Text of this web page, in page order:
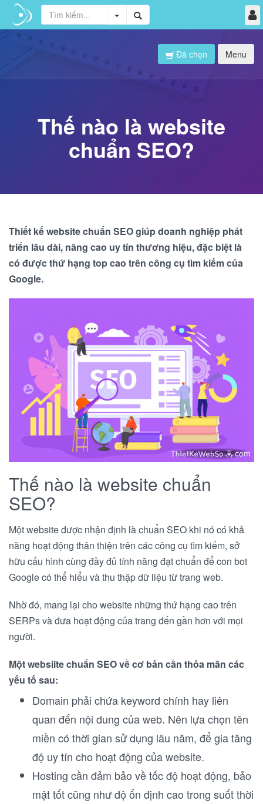
Menu
Đã chọn
Thế nào là website
chuẩn SEO?
Thiết kế website chuẩn SEO giúp doanh nghiệp phát
triển lâu dài, nâng cao uy tín thương hiệu, đặc biệt là
có được thứ hạng top cao trên công cụ tìm kiếm của
Google.
Thế nào là website chuẩn
SEO?
Một website được nhận định là chuẩn SEO khi nó có khả
năng hoạt động thân thiện trên các công cụ tìm kiếm, sở
hữu cấu hình cùng đầy đủ tính năng đạt chuẩn để con bot
Google có thể hiểu và thu thập dữ liệu từ trang web.
Nhờ đó, mang lại cho website những thứ hạng cao trên
SERPs và đưa hoạt động của trang đến gần hơn với mọi
người.
Một websiite chuẩn SEO về cơ bản cần thỏa mãn các
yếu tố sau:
Domain phải chứa keyword chính hay liên
quan đến nội dung của web. Nên lựa chọn tên
miền có thời gian sử dụng lâu năm, để gia tăng
độ uy tín cho hoạt động của website.
Hosting cần đảm bảo về tốc độ hoạt động, bảo
mật tốt cũng như độ ổn định cao trong suốt thời